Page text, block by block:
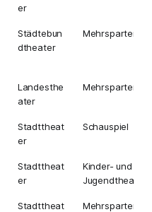
er
Städtebun
dtheater
Mehrsparten
Landesthe
ater
Mehrsparten
Stadttheat
er
Schauspiel
Stadttheat
er
Kinder- und
Jugendtheater
Stadttheat
Mehrsparten